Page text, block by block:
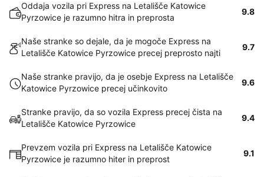
Oddaja vozila pri Express na Letališče Katowice
Pyrzowice je razumno hitra in preprosta
9.8
Naše stranke so dejale, da je mogoče Express na
Letališče Katowice Pyrzowice precej preprosto najti
9.7
Naše stranke pravijo, da je osebje Express na Letališče
Katowice Pyrzowice precej učinkovito
9.6
Stranke pravijo, da so vozila Express precej čista na
Letališče Katowice Pyrzowice
9.4
Prevzem vozila pri Express na Letališče Katowice
Pyrzowice je razumno hiter in preprost
9.1